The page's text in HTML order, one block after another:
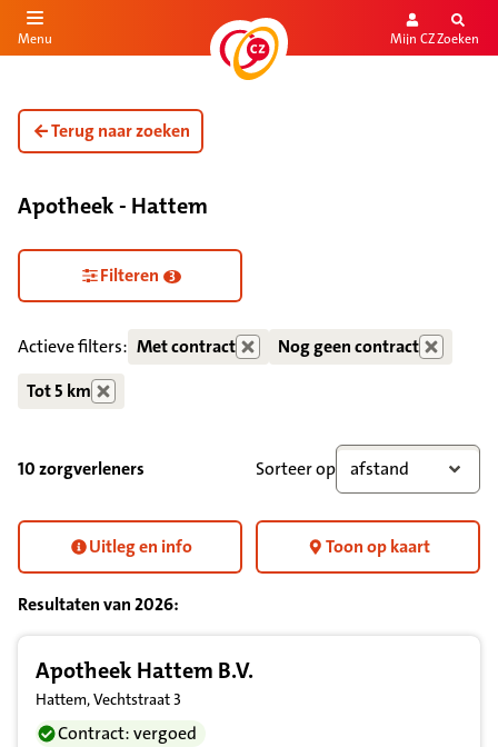
de inhoud
Menu Mijn CZZoeken
Terug naar zoeken
Apotheek - Hattem
Zorgdiensten verborgen
Filteren 3
Actieve filters: Met contract
Nog geen contract
Tot 5 km
10 zorgverleners Sorteer op afstand
Uitleg en info Toon op kaart
Resultaten van2026:
Apotheek Hattem B.V.
Hattem, Vechtstraat 3
Contract: vergoed